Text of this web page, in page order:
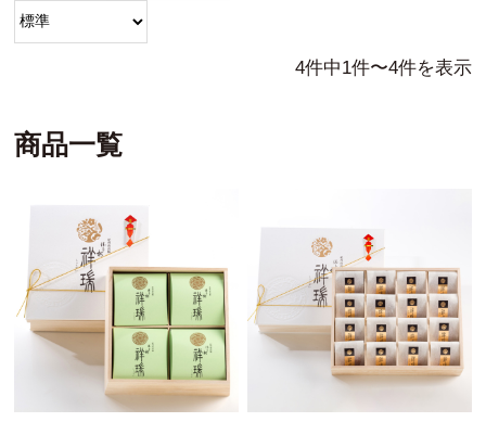
4件中1件〜4件を表示
商品一覧